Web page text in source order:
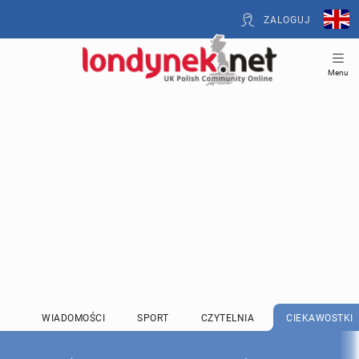
ZALOGUJ
Menu
WIADOMOŚCI SPORT CZYTELNIA CIEKAWOSTKI